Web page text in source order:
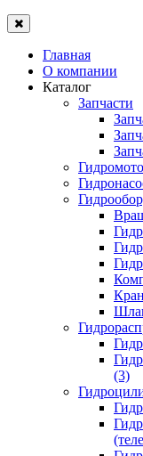
Главная
О компании
Каталог
Запчасти
(3)